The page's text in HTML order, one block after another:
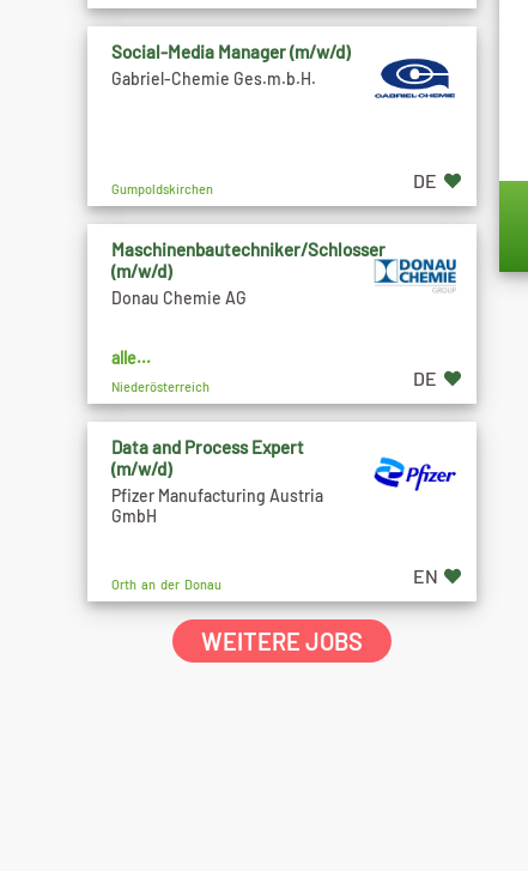
Social-Media Manager (m/w/d)
Gabriel-Chemie Ges.m.b.H.
Gumpoldskirchen DE
Maschinenbautechniker/Schlosser
(m/w/d)
Donau Chemie AG
alle...
Niederösterreich DE
Data and Process Expert
(m/w/d)
Pfizer Manufacturing Austria
GmbH
Orth an der Donau EN
WEITERE JOBS